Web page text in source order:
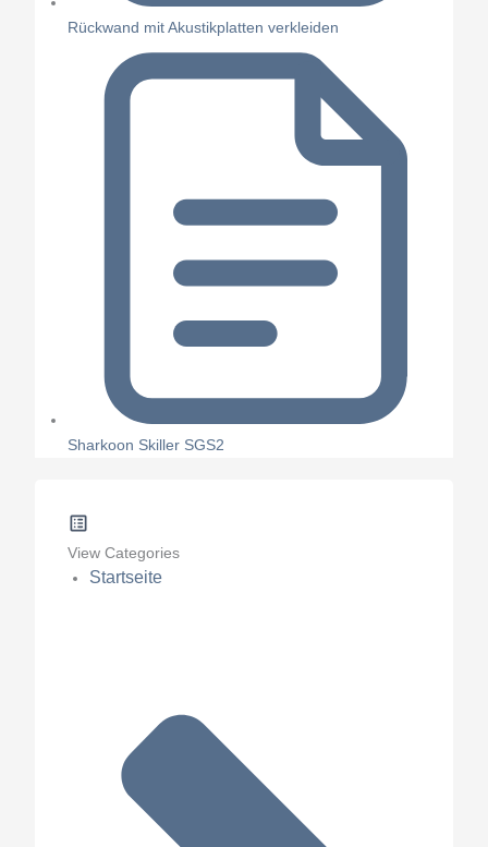
Rückwand mit Akustikplatten verkleiden
Sharkoon Skiller SGS2
View Categories
Startseite